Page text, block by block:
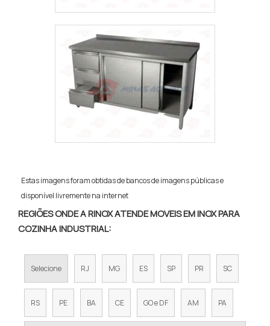
Estas imagens foram obtidas de bancos de imagens públicas e
disponível livremente na internet
REGIÕES ONDE A RINOX ATENDE MOVEIS EM INOX PARA
COZINHA INDUSTRIAL:
Selecione RJ MG ES SP PR SC
RS PE BA CE GO e DF AM PA